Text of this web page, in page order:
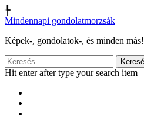
╄
Mindennapi gondolatmorzsák
Képek-, gondolatok-, és minden más!
Keresés:
Hit enter after type your search item